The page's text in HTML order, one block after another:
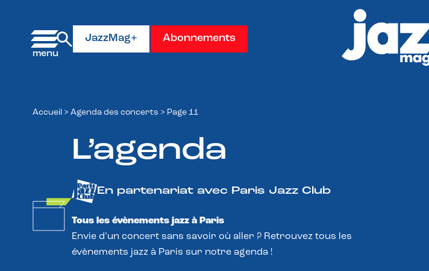
JazzMag+ Abonnements
Accueil > Agenda des concerts > Page 11
L’agenda
En partenariat avec Paris Jazz Club
Tous les évènements jazz à Paris
Envie d’un concert sans savoir où aller ? Retrouvez tous les
évènements jazz à Paris sur notre agenda !